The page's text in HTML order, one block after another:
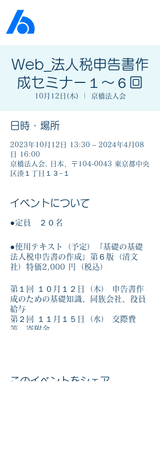
Web_法人税申告書作
成セミナー１～６回
10月12日(木) 京橋法人会
日時・場所
2023年10月12日 13:30 – 2024年4月08
日 16:00
京橋法人会, 日本、〒104-0043 東京都中央
区湊１丁目１３−１
イベントについて
●定員 ２０名
●使用テキスト（予定）「基礎の基礎
法人税申告書の作成」第６版（清文
社）特価2,000 円（税込）
第１回 １０月１２日（木） 申告書作
成のための基礎知識、同族会社、役員
給与
第２回 １１月１５日（水） 交際費
等、寄附金
算、欠損金、税金の還付
このイベントをシェア